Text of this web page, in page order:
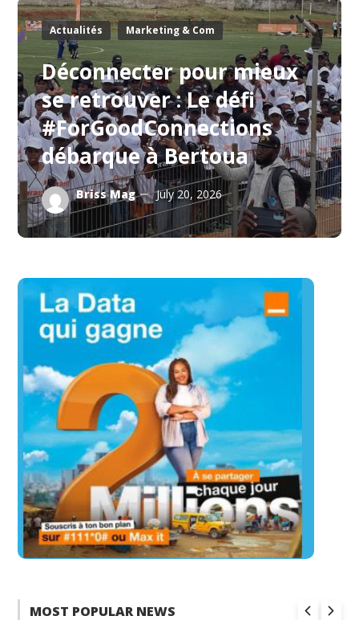
Déconnecter pour mieux
se retrouver : Le défi
#ForGoodConnections
débarque à Bertoua
Briss Mag July 20, 2026
Actualités Marketing & Com
MOST POPULAR NEWS